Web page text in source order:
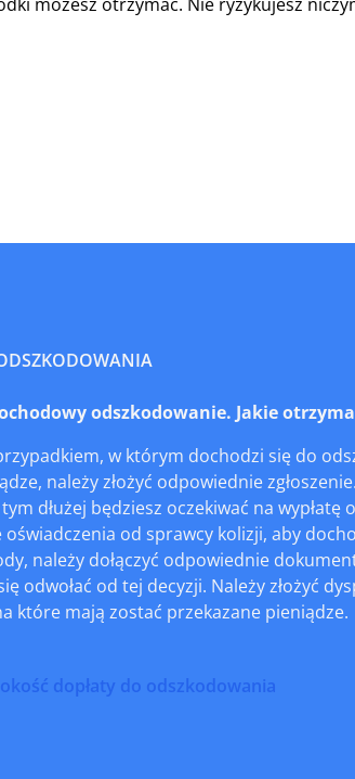
odszkodowanie. Jakie
w którym dochodzi się do
należy złożyć odpowiednie
tym dłużej będziesz oczekiwać na
od sprawcy kolizji, aby
należy dołączyć odpowiednie
odwołać od tej decyzji. Należy złożyć
które mają zostać przekazane pieniądze.
dopłaty do odszkodowania